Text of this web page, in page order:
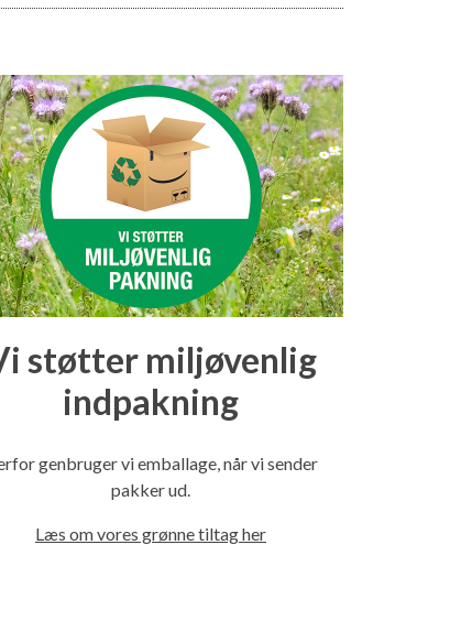
støtter miljøvenlig
indpakning
genbruger vi emballage, når vi sender
pakker ud.
Læs om vores grønne tiltag her